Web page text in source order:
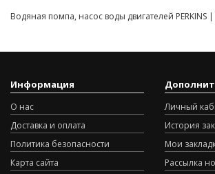
Водяная помпа, насос воды двигателей PERKINS |
Информация
О нас
Доставка и оплата
Политика безопасности
Карта сайта
Личный
История
Мои
Рассылка